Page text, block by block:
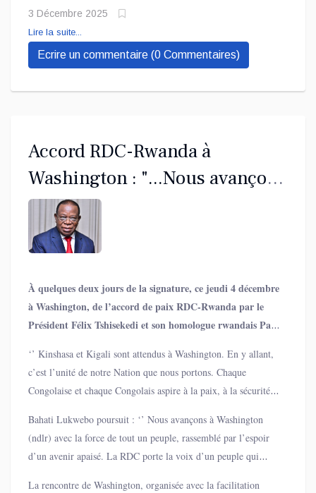
𝑞𝑢𝑖 𝑟𝑎𝑣𝑎𝑔𝑒𝑛𝑡 𝑙’𝐸𝑠𝑡 𝑐𝑜𝑛𝑔𝑜𝑙𝑎𝑖𝑠 𝑑𝑒𝑝𝑢𝑖𝑠 𝑡𝑟𝑜𝑖𝑠 𝑑𝑒́𝑐𝑒𝑛𝑛𝑖𝑒𝑠. 𝐿𝑒 𝐶ℎ𝑒𝑓 𝑑𝑒
𝑙’𝐸́𝑡𝑎𝑡 𝑐𝑜𝑛𝑔𝑜𝑙𝑎𝑖𝑠 𝑒𝑠𝑡 𝑑𝑒́𝑗𝑎̀ 𝑠𝑢𝑟 𝑝𝑙𝑎𝑐𝑒, 𝑝𝑟𝑒̂𝑡 𝑎̀ 𝑠𝑐𝑒𝑙𝑙𝑒𝑟 𝑐𝑒𝑡
𝑒𝑛𝑔𝑎𝑔𝑒𝑚𝑒𝑛𝑡 ℎ𝑖𝑠𝑡𝑜𝑟𝑖𝑞𝑢𝑒 𝑓𝑎𝑐𝑒 𝑎̀ 𝑙𝑎 𝑐𝑜𝑚𝑚𝑢𝑛𝑎𝑢𝑡𝑒́ 𝑖𝑛𝑡𝑒𝑟𝑛𝑎𝑡𝑖𝑜𝑛𝑎𝑙𝑒,
𝑎𝑢𝑥 𝑙𝑒𝑎𝑑𝑒𝑟𝑠 𝑐𝑜𝑚𝑚𝑢𝑛𝑎𝑢𝑡𝑎𝑖𝑟𝑒𝑠 𝑑𝑢 𝑁𝑜𝑟𝑑-𝐾𝑖𝑣𝑢, 𝑒𝑥𝑝𝑟𝑖𝑚𝑒𝑛𝑡 𝑢𝑛
3 Décembre 2025
Lire la suite...
Ecrire un commentaire (0 Commentaires)
Accord RDC-Rwanda à
Washington : "...Nous avançons
avec la force de tout un
peuple..." (Prof Bahati
Lukwebo)
À quelques deux jours de la signature, ce jeudi 4 décembre
à Washington, de l’accord de paix RDC-Rwanda par le
Président Félix Tshisekedi et son homologue rwandais Paul
sur X cette initiative diplomatique, y voyant une « étape
cruciale pour la pérénisation de la paix, la sécurité et la
dignité ‘’ pour la Nation congolaise.
‘’ Kinshasa et Kigali sont attendus à Washington. En y allant,
c’est l’unité de notre Nation que nous portons. Chaque
Congolaise et chaque Congolais aspire à la paix, à la sécurité et
et autorité morale de l’AFDC-A.
Bahati Lukwebo poursuit : ‘’ Nous avançons à Washington
(ndlr) avec la force de tout un peuple, rassemblé par l’espoir
d’un avenir apaisé. La RDC porte la voix d’un peuple qui
La rencontre de Washington, organisée avec la facilitation